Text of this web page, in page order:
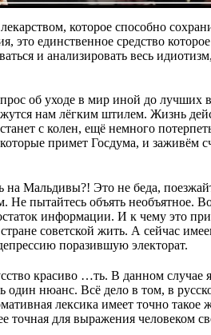
которое способно
это единственное средство
и анализировать весь
об уходе в мир иной до лучших
нам лёгким штилем. Жизнь
с колен, ещё немного
примет Госдума, и заживём
Мальдивы?! Это не беда,
Не пытайтесь объять необъятное.
информации. И к чему это
советской жить. А сейчас
поразившую электорат.
красиво …ть. В данном случае
нюанс. Всё дело в том, в
лексика имеет точно такое
точная для выражения человеком